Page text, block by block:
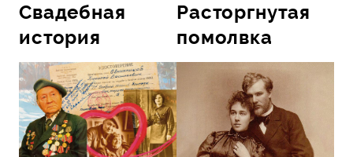
Свадебная
история
Расторгнутая
помолвка